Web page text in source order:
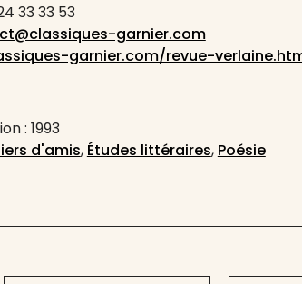
33 33 53
garnier.com
garnier.com/revue-
: 1993
d'amis, Études littéraires, Poésie